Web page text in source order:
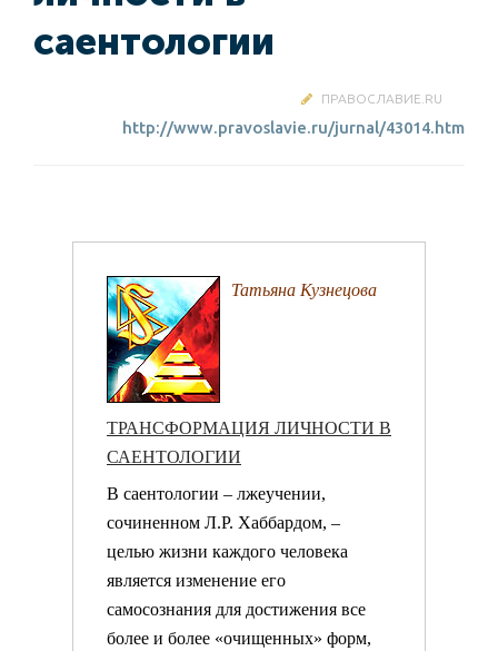
саентологии
ПРАВОСЛАВИЕ.RU
http://www.pravoslavie.ru/jurnal/43014.htm
Татьяна Кузнецова
ТРАНСФОРМАЦИЯ ЛИЧНОСТИ В
САЕНТОЛОГИИ
В саентологии – лжеучении,
сочиненном Л.Р. Хаббардом, –
целью жизни каждого человека
является изменение его
самосознания для достижения все
более и более «очищенных» форм,